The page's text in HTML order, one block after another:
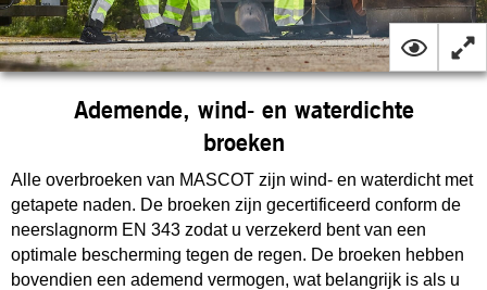
Ademende, wind- en waterdichte
broeken
Alle overbroeken van MASCOT zijn wind- en waterdicht met
getapete naden. De broeken zijn gecertificeerd conform de
neerslagnorm EN 343 zodat u verzekerd bent van een
optimale bescherming tegen de regen. De broeken hebben
bovendien een ademend vermogen, wat belangrijk is als u